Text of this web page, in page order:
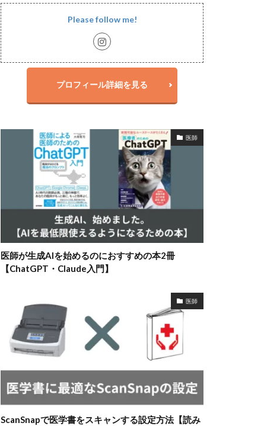
Please follow me!
プロフィール詳細を見る
医師
医師が生成AIを始めるのにおすすめの本2冊
【ChatGPT・Claude入門】
医師
ScanSnapで医学書をスキャンする設定方法【読み